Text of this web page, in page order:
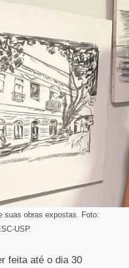
suas obras expostas. Foto:
USP.
feita até o dia 30